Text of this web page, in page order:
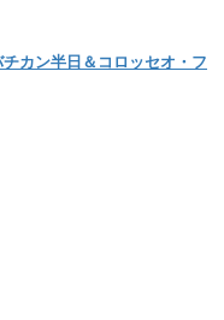
カン半日＆コロッセオ・フ